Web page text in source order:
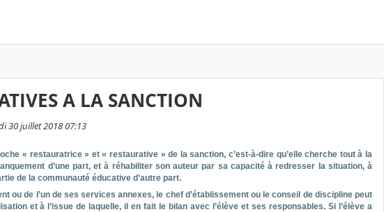
A LA SANCTION
30 juillet 2018 07:13
« restauratrice » et « restaurative » de la sanction, c’est-à-dire qu’elle cherche tout à la
d’une part, et à réhabiliter son auteur par sa capacité à redresser la situation, à
de la communauté éducative d’autre part.
ou de l’un de ses services annexes, le chef d’établissement ou le conseil de discipline peut
et à l’issue de laquelle, il en fait le bilan avec l’élève et ses responsables. Si l’élève a